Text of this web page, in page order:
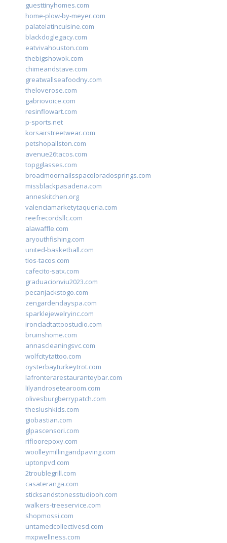
guesttinyhomes.com
home-plow-by-meyer.com
palatelatincuisine.com
blackdoglegacy.com
eatvivahouston.com
thebigshowok.com
chimeandstave.com
greatwallseafoodny.com
theloverose.com
gabriovoice.com
resinflowart.com
p-sports.net
korsairstreetwear.com
petshopallston.com
avenue26tacos.com
topgglasses.com
broadmoornailsspacoloradosprings.com
missblackpasadena.com
anneskitchen.org
valenciamarketytaqueria.com
reefrecordsllc.com
alawaffle.com
aryouthfishing.com
united-basketball.com
tios-tacos.com
cafecito-satx.com
graduacionviu2023.com
pecanjackstogo.com
zengardendayspa.com
sparklejewelryinc.com
ironcladtattoostudio.com
bruinshome.com
annascleaningsvc.com
wolfcitytattoo.com
oysterbayturkeytrot.com
lafronterarestauranteybar.com
lilyandrosetearoom.com
olivesburgberrypatch.com
theslushkids.com
giobastian.com
glpascensori.com
rifloorepoxy.com
woolleymillingandpaving.com
uptonpvd.com
2troublegrill.com
casateranga.com
sticksandstonesstudiooh.com
walkers-treeservice.com
shopmossi.com
untamedcollectivesd.com
mxpwellness.com